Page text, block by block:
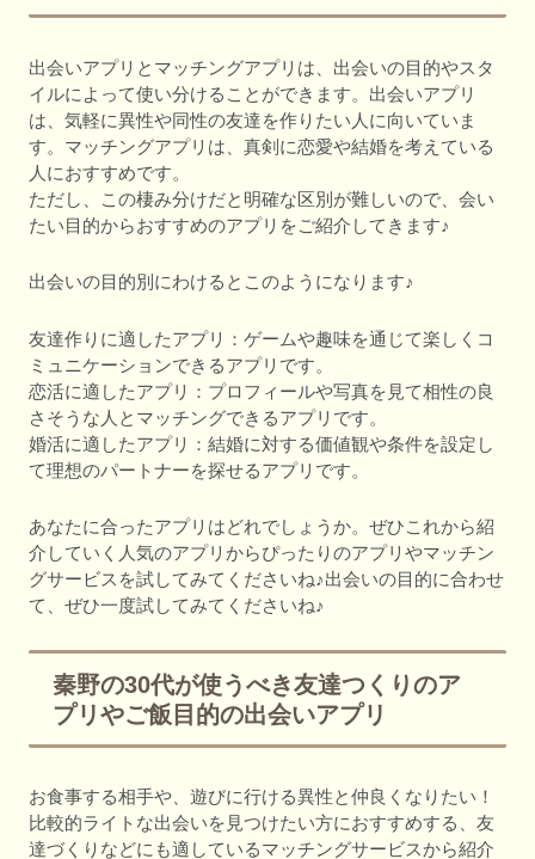
出会いアプリとマッチングアプリは、出会いの目的やスタ
イルによって使い分けることができます。出会いアプリ
は、気軽に異性や同性の友達を作りたい人に向いていま
す。マッチングアプリは、真剣に恋愛や結婚を考えている
人におすすめです。
ただし、この棲み分けだと明確な区別が難しいので、会い
たい目的からおすすめのアプリをご紹介してきます♪
出会いの目的別にわけるとこのようになります♪
友達作りに適したアプリ：ゲームや趣味を通じて楽しくコ
ミュニケーションできるアプリです。
恋活に適したアプリ：プロフィールや写真を見て相性の良
さそうな人とマッチングできるアプリです。
婚活に適したアプリ：結婚に対する価値観や条件を設定し
て理想のパートナーを探せるアプリです。
あなたに合ったアプリはどれでしょうか。ぜひこれから紹
介していく人気のアプリからぴったりのアプリやマッチン
グサービスを試してみてくださいね♪出会いの目的に合わせ
て、ぜひ一度試してみてくださいね♪
秦野の30代が使うべき友達つくりのア
プリやご飯目的の出会いアプリ
お食事する相手や、遊びに行ける異性と仲良くなりたい！
比較的ライトな出会いを見つけたい方におすすめする、友
達づくりなどにも適しているマッチングサービスから紹介